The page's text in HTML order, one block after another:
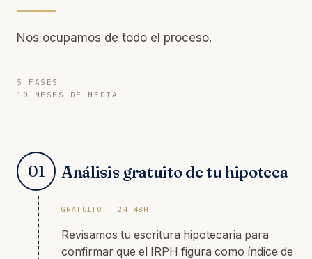
Nos ocupamos de todo el proceso.
5 FASES
10 MESES DE MEDIA
01 Análisis gratuito de tu hipoteca
GRATUITO · 24-48H
Revisamos tu escritura hipotecaria para
confirmar que el IRPH figura como índice de